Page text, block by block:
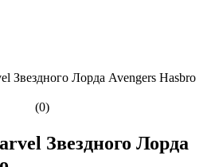
Звездного Лорда Avengers Hasbro
(0)
Звездного Лорда